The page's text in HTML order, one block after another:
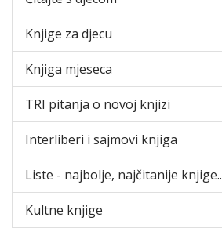
Knjige za djecu
Knjiga mjeseca
TRI pitanja o novoj knjizi
Interliberi i sajmovi knjiga
Liste - najbolje, najčitanije knjige..
Kultne knjige